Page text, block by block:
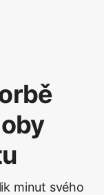
minut svého